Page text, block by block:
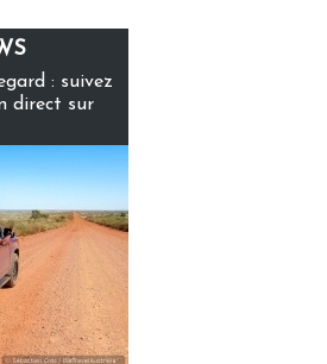
: suivez
direct sur